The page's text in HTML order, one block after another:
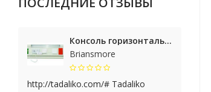
Консоль горизонтальная настенная, серии Bicircular Длина: 80 см
Briansmore
http://tadaliko.com/# Tadaliko